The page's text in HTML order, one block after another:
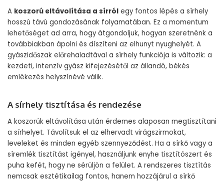
A koszorú eltávolítása a sírról egy fontos lépés a sírhely
hosszú távú gondozásának folyamatában. Ez a momentum
lehetőséget ad arra, hogy átgondoljuk, hogyan szeretnénk a
továbbiakban ápolni és díszíteni az elhunyt nyughelyét. A
gyászidőszak előrehaladtával a sírhely funkciója is változik: a
kezdeti, intenzív gyász kifejezésétől az állandó, békés
emlékezés helyszínévé válik.
A sírhely tisztítása és rendezése
A koszorúk eltávolítása után érdemes alaposan megtisztítani
a sírhelyet. Távolítsuk el az elhervadt virágszirmokat,
leveleket és minden egyéb szennyeződést. Ha a sírkő vagy a
síremlék tisztítást igényel, használjunk enyhe tisztítószert és
puha kefét, hogy ne sérüljön a felület. A rendszeres tisztítás
nemcsak esztétikailag fontos, hanem hozzájárul a sírkő